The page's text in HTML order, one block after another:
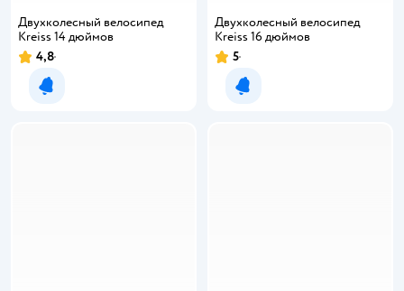
Двухколесный велосипед
Kreiss 14 дюймов
4,8
Уведомить о появлении
Двухколесный велосипед
Kreiss 16 дюймов
5
Уведомить о появлении